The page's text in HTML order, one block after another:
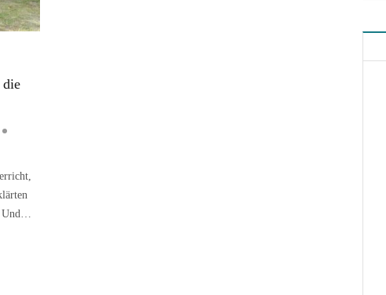
die
Klein Heidorn besucht die Windmühle Paula
Und…